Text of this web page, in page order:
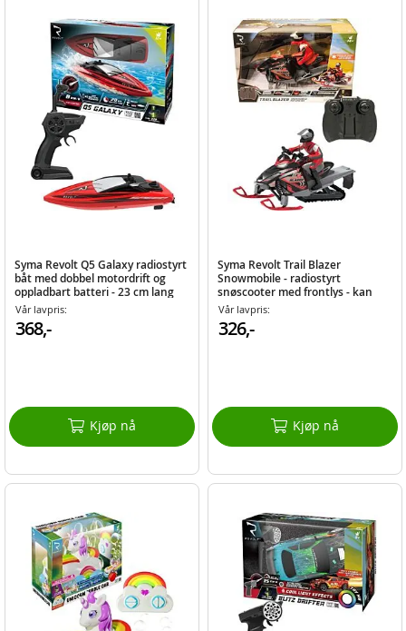
Syma Revolt Q5 Galaxy radiostyrt
båt med dobbel motordrift og
oppladbart batteri - 23 cm lang
Vår lavpris:
368,-
Kjøp nå
Syma Revolt Trail Blazer
Snowmobile - radiostyrt
snøscooter med frontlys - kan
kjøre på snø
Vår lavpris:
326,-
Kjøp nå